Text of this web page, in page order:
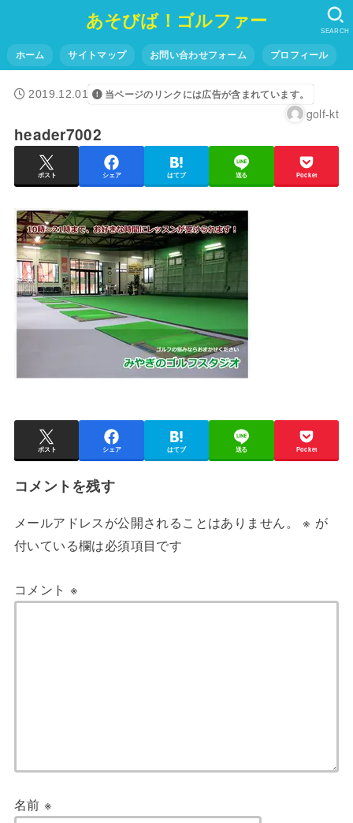
あそびば！ゴルファー
ホーム サイトマップ お問い合わせフォーム プロフィール
SEARCH
2019.12.01 当ページのリンクには広告が含まれています。
golf-kt
header7002
ポスト シェア はてブ 送る Pocket
ポスト シェア はてブ 送る Pocket
コメントを残す
メールアドレスが公開されることはありません。 ※ が
付いている欄は必須項目です
コメント ※
名前※